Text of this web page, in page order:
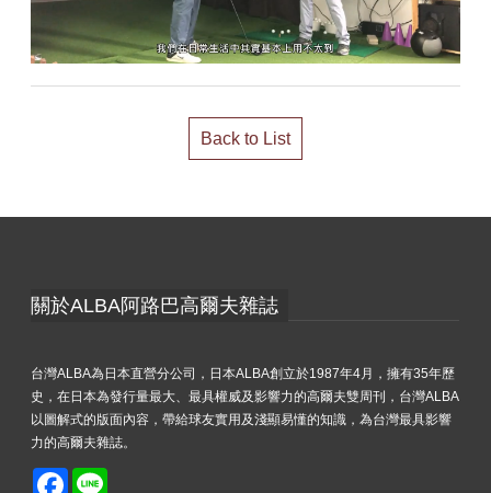
Back to List
關於ALBA阿路巴高爾夫雜誌
台灣ALBA為日本直營分公司，日本ALBA創立於1987年4月，擁有35年歷
史，在日本為發行量最大、最具權威及影響力的高爾夫雙周刊，台灣ALBA
以圖解式的版面內容，帶給球友實用及淺顯易懂的知識，為台灣最具影響
力的高爾夫雜誌。
Facebook